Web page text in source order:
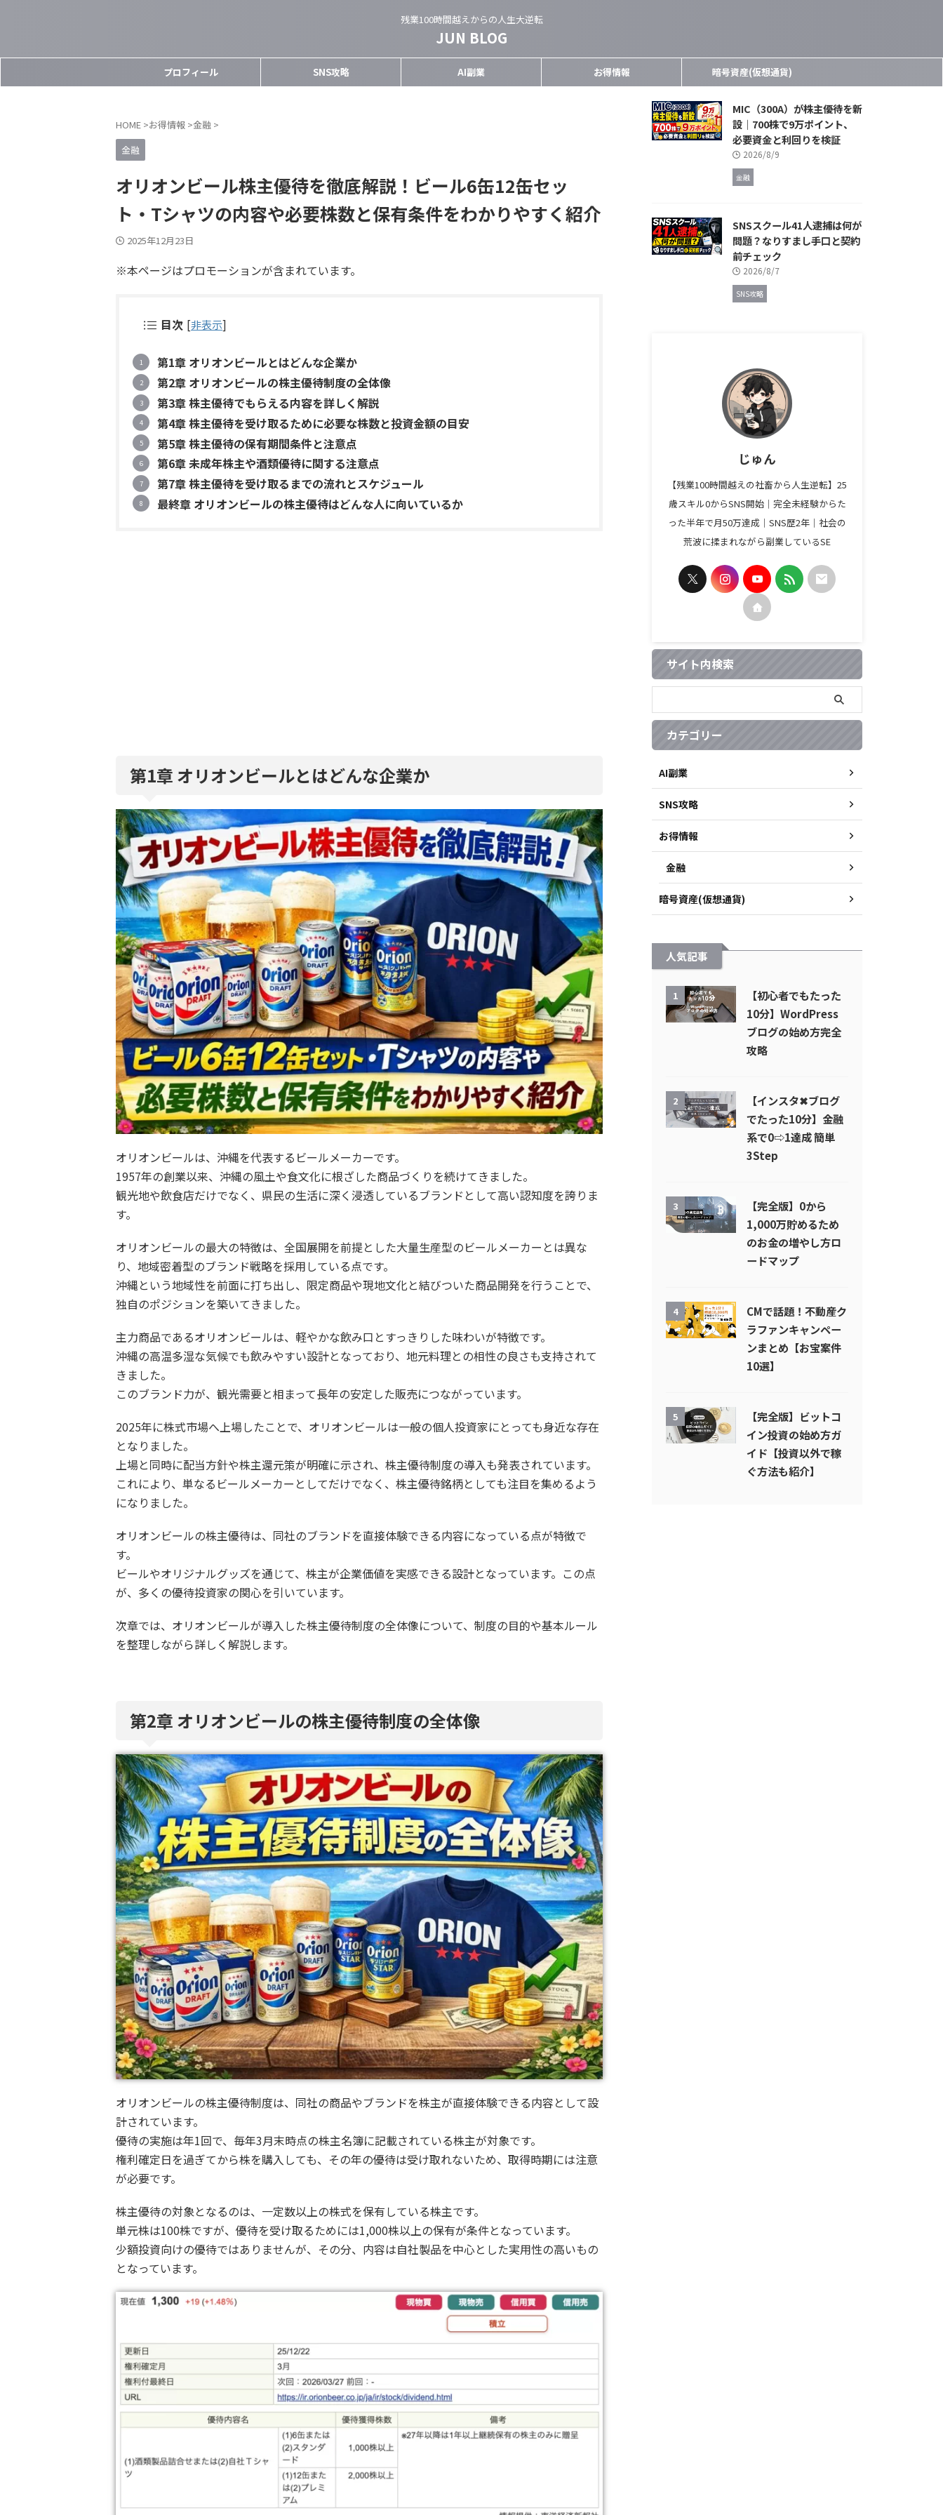
残業100時間越えからの人生大逆転
JUN BLOG
プロフィール SNS攻略 AI副業 お得情報 暗号資産(仮想通貨)
HOME >お得情報 >金融 >
金融
オリオンビール株主優待を徹底解説！ビール6缶12缶セッ
ト・Tシャツの内容や必要株数と保有条件をわかりやすく紹介
2025年12月23日
※本ページはプロモーションが含まれています。
目次 [非表示]
第1章 オリオンビールとはどんな企業か
第2章 オリオンビールの株主優待制度の全体像
第3章 株主優待でもらえる内容を詳しく解説
第4章 株主優待を受け取るために必要な株数と投資金額の目安
第5章 株主優待の保有期間条件と注意点
第6章 未成年株主や酒類優待に関する注意点
第7章 株主優待を受け取るまでの流れとスケジュール
最終章 オリオンビールの株主優待はどんな人に向いているか
第1章 オリオンビールとはどんな企業か
オリオンビールは、沖縄を代表するビールメーカーです。
1957年の創業以来、沖縄の風土や食文化に根ざした商品づくりを続けてきました。
観光地や飲食店だけでなく、県民の生活に深く浸透しているブランドとして高い認知度を誇りま
す。
オリオンビールの最大の特徴は、全国展開を前提とした大量生産型のビールメーカーとは異な
り、地域密着型のブランド戦略を採用している点です。
沖縄という地域性を前面に打ち出し、限定商品や現地文化と結びついた商品開発を行うことで、
独自のポジションを築いてきました。
主力商品であるオリオンビールは、軽やかな飲み口とすっきりした味わいが特徴です。
沖縄の高温多湿な気候でも飲みやすい設計となっており、地元料理との相性の良さも支持されて
きました。
このブランド力が、観光需要と相まって長年の安定した販売につながっています。
2025年に株式市場へ上場したことで、オリオンビールは一般の個人投資家にとっても身近な存在
となりました。
上場と同時に配当方針や株主還元策が明確に示され、株主優待制度の導入も発表されています。
これにより、単なるビールメーカーとしてだけでなく、株主優待銘柄としても注目を集めるよう
になりました。
オリオンビールの株主優待は、同社のブランドを直接体験できる内容になっている点が特徴で
す。
ビールやオリジナルグッズを通じて、株主が企業価値を実感できる設計となっています。この点
が、多くの優待投資家の関心を引いています。
次章では、オリオンビールが導入した株主優待制度の全体像について、制度の目的や基本ルール
を整理しながら詳しく解説します。
第2章 オリオンビールの株主優待制度の全体像
オリオンビールの株主優待制度は、同社の商品やブランドを株主が直接体験できる内容として設
計されています。
優待の実施は年1回で、毎年3月末時点の株主名簿に記載されている株主が対象です。
権利確定日を過ぎてから株を購入しても、その年の優待は受け取れないため、取得時期には注意
が必要です。
株主優待の対象となるのは、一定数以上の株式を保有している株主です。
単元株は100株ですが、優待を受け取るためには1,000株以上の保有が条件となっています。
少額投資向けの優待ではありませんが、その分、内容は自社製品を中心とした実用性の高いもの
となっています。
MIC（300A）が株主優待を新
設｜700株で9万ポイント、
必要資金と利回りを検証
2026/8/9
金融
SNSスクール41人逮捕は何が
問題？なりすまし手口と契約
前チェック
2026/8/7
SNS攻略
じゅん
【残業100時間越えの社畜から人生逆転】25
歳スキル0からSNS開始｜完全未経験からた
った半年で月50万達成｜SNS歴2年｜社会の
荒波に揉まれながら副業しているSE
サイト内検索
カテゴリー
AI副業
SNS攻略
お得情報
金融
暗号資産(仮想通貨)
人気記事
1
【初心者でもたった
10分】WordPress
ブログの始め方完全
攻略
2
【インスタ✖︎ブログ
でたった10分】金融
系で0⇨1達成 簡単
3Step
3
【完全版】0から
1,000万貯めるため
のお金の増やし方ロ
ードマップ
4
CMで話題！不動産ク
ラファンキャンペー
ンまとめ【お宝案件
10選】
5
【完全版】ビットコ
イン投資の始め方ガ
イド【投資以外で稼
ぐ方法も紹介】